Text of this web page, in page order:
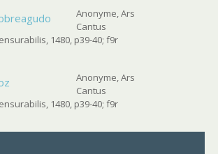
Anonyme, Ars
Cantus
1480, p39-40; f9r
Anonyme, Ars
Cantus
1480, p39-40; f9r